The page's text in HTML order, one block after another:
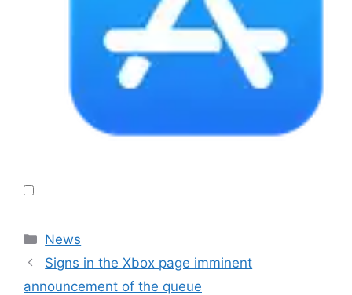
Categories
News
Signs in the Xbox page imminent
announcement of the queue